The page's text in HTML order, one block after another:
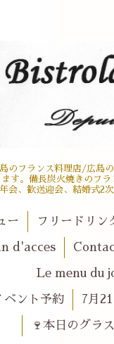
フランス料理店/広島
ます。備長炭火焼きのフ
会、歓送迎会、結婚式2
ー フリードリ
d'acces
ー Le menu du
ベント予約 7月
🍷本日のグラ